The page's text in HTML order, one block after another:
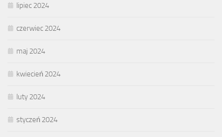
lipiec 2024
czerwiec 2024
maj 2024
kwiecień 2024
luty 2024
styczeń 2024